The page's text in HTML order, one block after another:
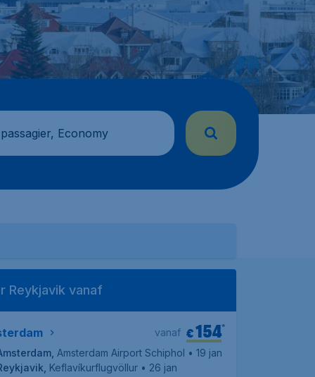
Economy
Reykjavik vanaf
€154*
vanaf
Amsterdam Airport Schiphol • 19 jan
Keflavíkurflugvöllur • 26 jan